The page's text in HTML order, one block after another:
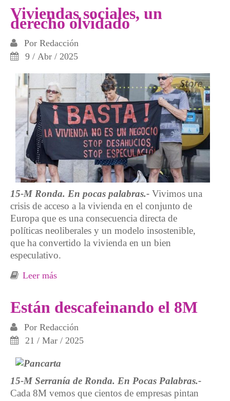
Viviendas sociales, un
derecho olvidado
Por Redacción
9 / Abr / 2025
15-M Ronda. En pocas palabras.- Vivimos una
crisis de acceso a la vivienda en el conjunto de
Europa que es una consecuencia directa de
políticas neoliberales y un modelo insostenible,
que ha convertido la vivienda en un bien
especulativo.
Leer más
Están descafeinando el 8M
Por Redacción
21 / Mar / 2025
15-M Serranía de Ronda. En Pocas Palabras.-
Cada 8M vemos que cientos de empresas pintan